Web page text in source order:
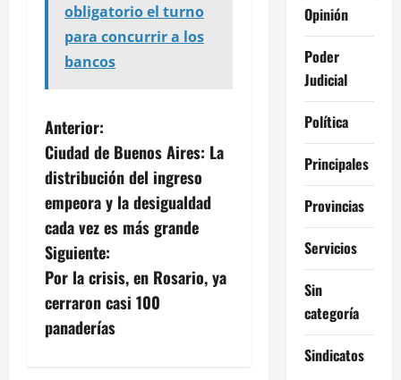
obligatorio el turno
para concurrir a los
bancos
N
a
v
e
g
a
Anterior:
Ciudad de Buenos Aires: La
distribución del ingreso
empeora y la desigualdad
cada vez es más grande
Siguiente:
Por la crisis, en Rosario, ya
cerraron casi 100
panaderías
Opinión
Poder
Judicial
Política
Principales
Provincias
Servicios
Sin
categoría
Sindicatos